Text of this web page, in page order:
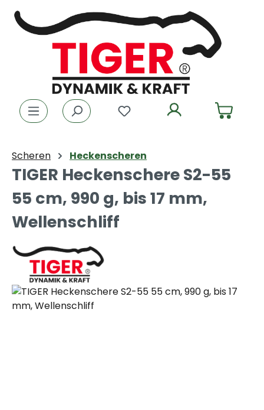
Zum Hauptinhalt springen
Du hast 0 Produkte auf
Scheren Heckenscheren
TIGER Heckenschere S2-55
55 cm, 990 g, bis 17 mm,
Wellenschliff
Bildergalerie überspringen